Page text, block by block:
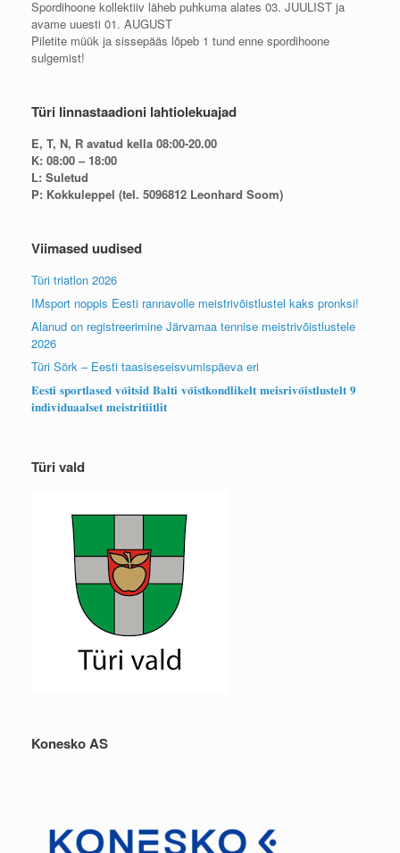
Spordihoone kollektiiv läheb puhkuma alates 03. JUULIST ja
avame uuesti 01. AUGUST
Piletite müük ja sissepääs lõpeb 1 tund enne spordihoone
sulgemist!
Türi linnastaadioni lahtiolekuajad
E, T, N, R avatud kella 08:00-20.00
K: 08:00 – 18:00
L: Suletud
P: Kokkuleppel (tel. 5096812 Leonhard Soom)
Viimased uudised
Türi triatlon 2026
IMsport noppis Eesti rannavolle meistrivõistlustel kaks pronksi!
Alanud on registreerimine Järvamaa tennise meistrivõistlustele
2026
Türi Sörk – Eesti taasiseseisvumispäeva eri
𝐄𝐞𝐬𝐭𝐢 𝐬𝐩𝐨𝐫𝐭𝐥𝐚𝐬𝐞𝐝 𝐯𝐨̃𝐢𝐭𝐬𝐢𝐝 𝐁𝐚𝐥𝐭𝐢 𝐯𝐨̃𝐢𝐬𝐭𝐤𝐨𝐧𝐝𝐥𝐢𝐤𝐞𝐥𝐭 𝐦𝐞𝐢𝐬𝐫𝐢𝐯𝐨̃𝐢𝐬𝐭𝐥𝐮𝐬𝐭𝐞𝐥𝐭 𝟗
𝐢𝐧𝐝𝐢𝐯𝐢𝐝𝐮𝐚𝐚𝐥𝐬𝐞𝐭 𝐦𝐞𝐢𝐬𝐭𝐫𝐢𝐭𝐢𝐢𝐭𝐥𝐢𝐭
Türi vald
Konesko AS